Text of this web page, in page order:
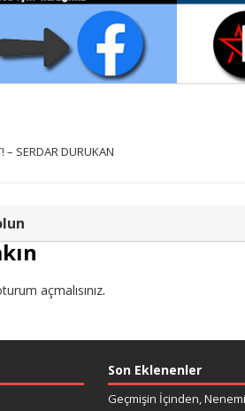
– SERDAR DURUKAN
açmalısınız.
Son Eklenenler
Geçmişin İçinden,